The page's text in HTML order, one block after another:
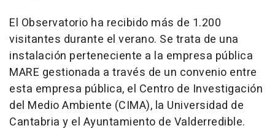
El Observatorio ha recibido más de 1.200
visitantes durante el verano. Se trata de una
instalación perteneciente a la empresa pública
MARE gestionada a través de un convenio entre
esta empresa pública, el Centro de Investigación
del Medio Ambiente (CIMA), la Universidad de
Cantabria y el Ayuntamiento de Valderredible.